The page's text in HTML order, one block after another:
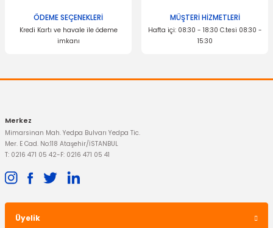
OTOSAN
Hava Filtresi Transit V184 2.4 Motor
ÖDEME SEÇENEKLERİ
Kredi Kartı ve havale ile ödeme
imkanı
MÜŞTERİ HİZMETLERİ
Hafta içi: 08:30 - 18:30 C.tesi 08:30 -
15:30
Merkez
Mimarsinan Mah. Yedpa Bulvarı Yedpa Tic.
Mer. E Cad. No:118 Ataşehir/İSTANBUL
T: 0216 471 05 42-F: 0216 471 05 41
Üyelik